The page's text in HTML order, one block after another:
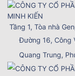
Tầng 1, Tòa nhà
Đường 16, Công
Quang Trung,